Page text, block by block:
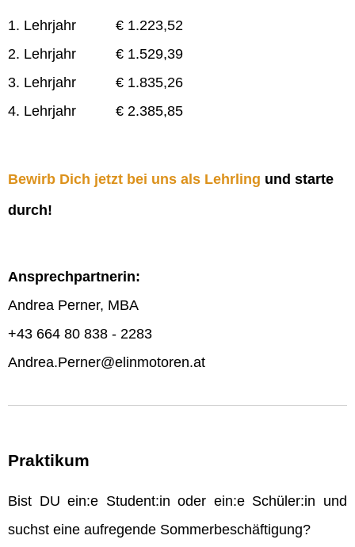
1. Lehrjahr € 1.223,52
2. Lehrjahr € 1.529,39
3. Lehrjahr € 1.835,26
4. Lehrjahr € 2.385,85
Bewirb Dich jetzt bei uns als Lehrling und starte
durch!
Ansprechpartnerin:
Andrea Perner, MBA
+43 664 80 838 - 2283
Andrea.Perner@elinmotoren.at
Praktikum
Bist DU ein:e Student:in oder ein:e Schüler:in und
suchst eine aufregende Sommerbeschäftigung?